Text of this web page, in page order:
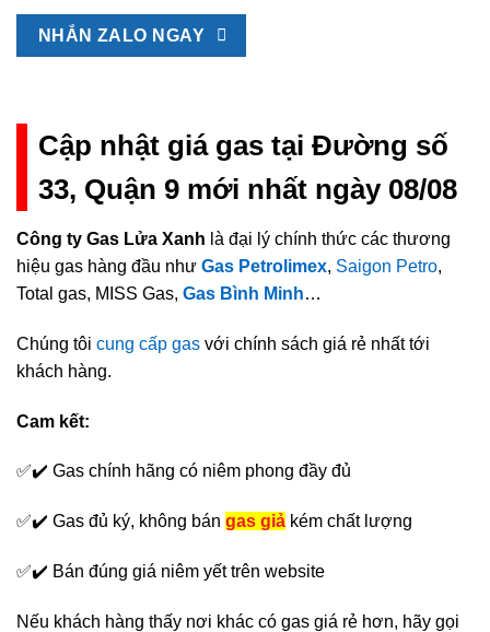
NHẮN ZALO NGAY
Cập nhật giá gas tại Đường số
33, Quận 9 mới nhất ngày 08/08
Công ty Gas Lửa Xanh là đại lý chính thức các thương
hiệu gas hàng đầu như Gas Petrolimex, Saigon Petro,
Total gas, MISS Gas, Gas Bình Minh…
Chúng tôi cung cấp gas với chính sách giá rẻ nhất tới
khách hàng.
Cam kết:
✅✔️ Gas chính hãng có niêm phong đầy đủ
✅✔️ Gas đủ ký, không bán gas giả kém chất lượng
✅✔️ Bán đúng giá niêm yết trên website
Nếu khách hàng thấy nơi khác có gas giá rẻ hơn, hãy gọi